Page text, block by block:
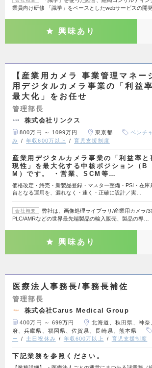
業員向け研修 「識学」をベースとしたwebサービスの開
興味あり
【産業用カメラ 事業管理マネー
用デジタルカメラ事業の「利益
最大化」をお任せ
管理部長
株式会社リンクス
800万円 ～ 1099万円 東京都 ベンチ
み
年収600万以上 育児支援制度
産業用デジタルカメラ事業の「利益率と
現性」を最大化する中核ポジション（B
M）です。 ・営業、SCM等…
価格改定・終売・新製品登録・マスター整備・PSI・在庫
台となる運用を、漏れなく・速く・正確に設計／実…
会社概要
弊社は、画像処理ライブラリ/産業用カメラ/
PLC/AMRなどの世界最先端製品の輸入販売、製品の導…
興味あり
医療法人事務長/事務長補佐
管理部長
株式会社Carus Medical Group
400万円 ～ 699万円
北海道、秋田県、神
府、兵庫県、福岡県、佐賀県、長崎県、熊本県
ー
土日祝休み 年収600万以上 育児支援制度
下記業務を参照ください。